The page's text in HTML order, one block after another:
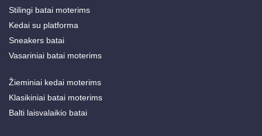
Stilingi batai moterims
Kedai su platforma
Sneakers batai
Vasariniai batai moterims
Žieminiai kedai moterims
Klasikiniai batai moterims
Balti laisvalaikio batai